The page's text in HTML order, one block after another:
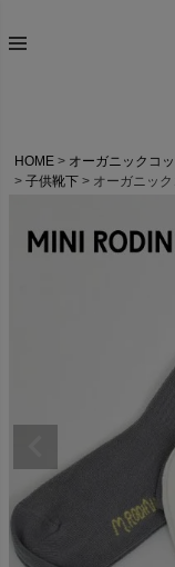
HOME オーガニックコ
子供靴下
オーガニッ